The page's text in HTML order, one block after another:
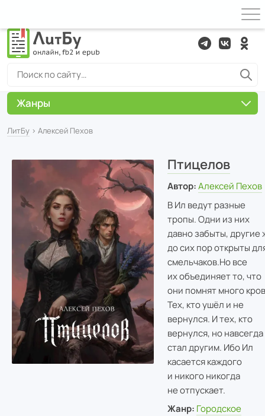
ЛитБу › Алексей Пехов
Птицелов
Автор: Алексей Пехов
В Ил ведут разные
тропы. Одни из них
давно забыты, другие
до сих пор открыты
смельчаков.Но все
их объединяет то, что
они помнят много
Тех, кто ушёл и не
вернулся. И тех, кто
вернулся, но навсегда
стал другим. Ибо Ил
касается каждого
и никого никогда
не отпускает.
Жанр: Городское
Жанры